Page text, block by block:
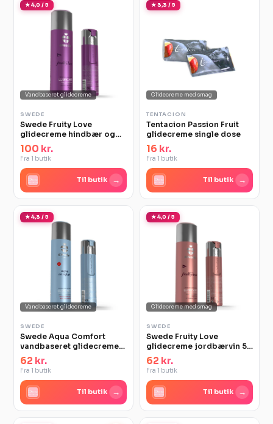
★ 4,0 / 5
Vandbaseret glidecreme
SWEDE
Swede Fruity Love
glidecreme hindbær og
rabarber 100 ml
100 kr.
Fra 1 butik
Til butik →
★ 3,3 / 5
Glidecreme med smag
TENTACION
Tentacion Passion Fruit
glidecreme single dose
16 kr.
Fra 1 butik
Til butik →
★ 4,3 / 5
Vandbaseret glidecreme
SWEDE
Swede Aqua Comfort
vandbaseret glidecreme
60 ml
62 kr.
Fra 1 butik
Til butik →
★ 4,0 / 5
Glidecreme med smag
SWEDE
Swede Fruity Love
glidecreme jordbærvin 50
ml
62 kr.
Fra 1 butik
Til butik →